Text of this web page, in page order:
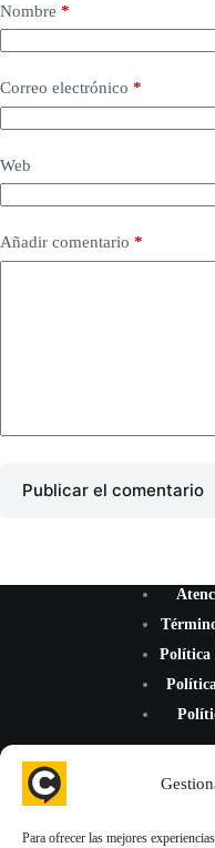
Para ofrecer las mejores
Nombre *
Correo electrónico *
Web
Añadir comentario *
Publicar el comentario
Política